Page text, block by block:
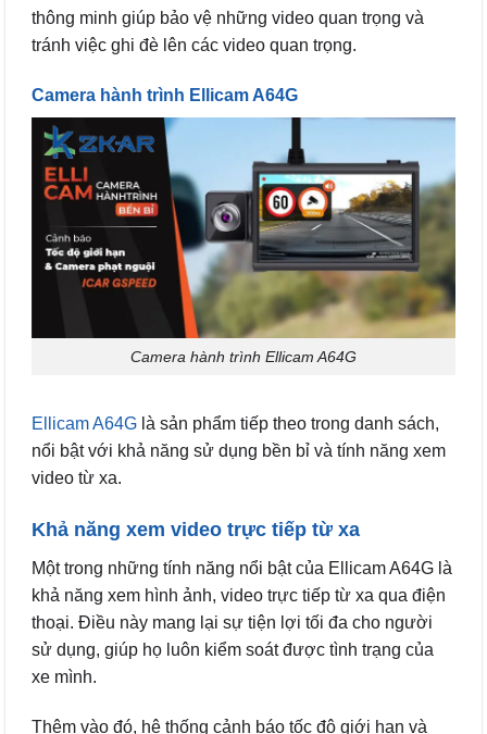
thông minh giúp bảo vệ những video quan trọng và
tránh việc ghi đè lên các video quan trọng.
Camera hành trình Ellicam A64G
Camera hành trình Ellicam A64G
Ellicam A64G là sản phẩm tiếp theo trong danh sách,
nổi bật với khả năng sử dụng bền bỉ và tính năng xem
video từ xa.
Khả năng xem video trực tiếp từ xa
Một trong những tính năng nổi bật của Ellicam A64G là
khả năng xem hình ảnh, video trực tiếp từ xa qua điện
thoại. Điều này mang lại sự tiện lợi tối đa cho người
sử dụng, giúp họ luôn kiểm soát được tình trạng của
xe mình.
Thêm vào đó, hệ thống cảnh báo tốc độ giới hạn và